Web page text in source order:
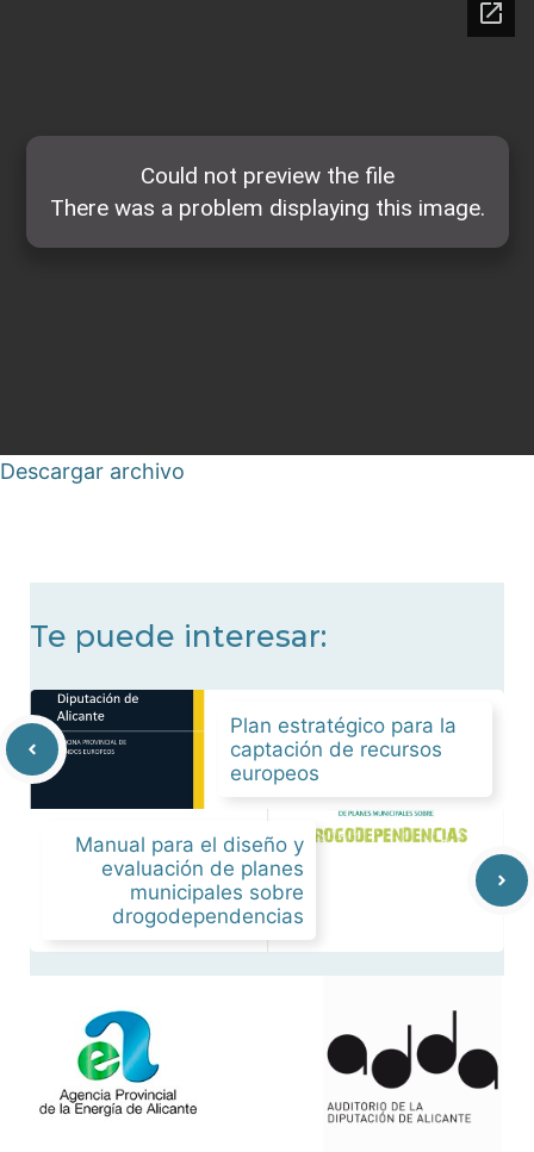
Descargar archivo
Te puede interesar:
Plan estratégico para la
captación de recursos
europeos
Manual para el diseño y
evaluación de planes
municipales sobre
drogodependencias